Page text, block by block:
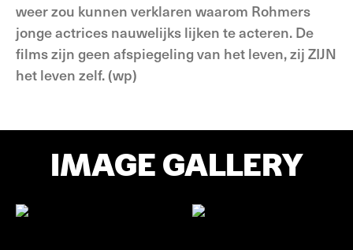
weer zou kunnen verklaren waarom Rohmers
jonge actrices nauwelijks lijken te acteren. De
films zijn geen afspiegeling van het leven, zij ZIJN
het leven zelf. (wp)
IMAGE GALLERY